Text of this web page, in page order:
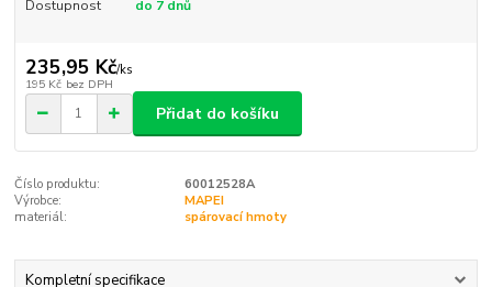
Dostupnost do 7 dnů
235,95 Kč/ks
195 Kč bez DPH
Přidat do košíku
Číslo produktu:
60012528A
Výrobce:
MAPEI
materiál:
spárovací hmoty
Kompletní specifikace